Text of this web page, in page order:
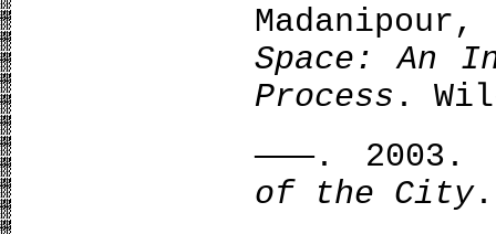
Space: An
Process .
———. 2003.
of the City.